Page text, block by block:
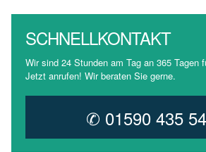
SCHNELLKONTAKT
Wir sind 24 Stunden am Tag an 365 Tagen
Jetzt anrufen! Wir beraten Sie gerne.
✆ 01590 435